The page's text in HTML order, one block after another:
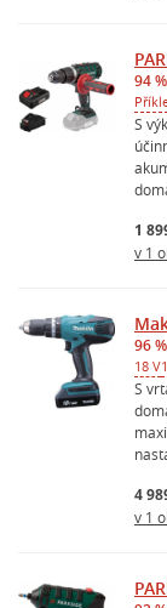
94 %
S
1
v 1
96 %
18 V
S
4
v 1